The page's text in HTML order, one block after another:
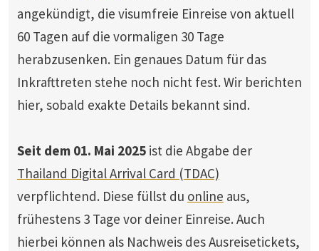
angekündigt, die visumfreie Einreise von aktuell
60 Tagen auf die vormaligen 30 Tage
herabzusenken. Ein genaues Datum für das
Inkrafttreten stehe noch nicht fest. Wir berichten
hier, sobald exakte Details bekannt sind.
Seit dem 01. Mai 2025 ist die Abgabe der
Thailand Digital Arrival Card (TDAC)
verpflichtend. Diese füllst du online aus,
frühestens 3 Tage vor deiner Einreise. Auch
hierbei können als Nachweis des Ausreisetickets,